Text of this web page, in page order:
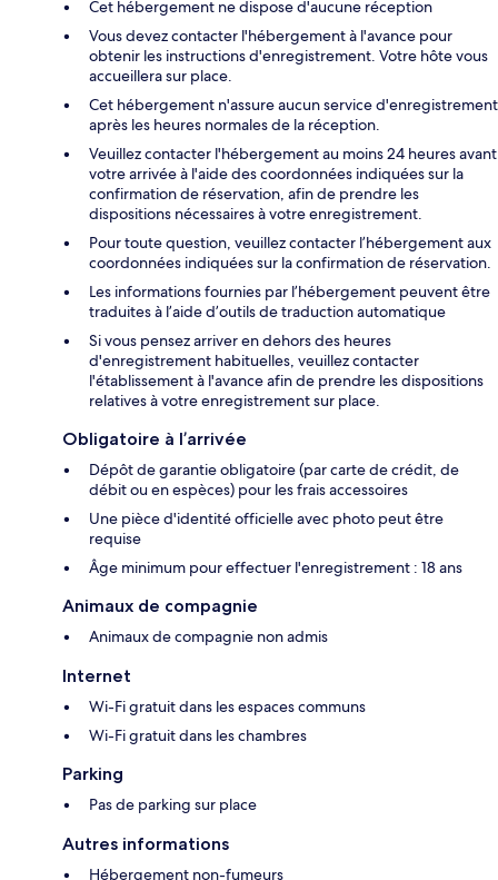
Cet hébergement ne dispose d'aucune réception
Vous devez contacter l'hébergement à l'avance pour
obtenir les instructions d'enregistrement. Votre hôte vous
accueillera sur place.
Cet hébergement n'assure aucun service d'enregistrement
après les heures normales de la réception.
Veuillez contacter l'hébergement au moins 24 heures avant
votre arrivée à l'aide des coordonnées indiquées sur la
confirmation de réservation, afin de prendre les
dispositions nécessaires à votre enregistrement.
Pour toute question, veuillez contacter l’hébergement aux
coordonnées indiquées sur la confirmation de réservation.
Les informations fournies par l’hébergement peuvent être
traduites à l’aide d’outils de traduction automatique
Si vous pensez arriver en dehors des heures
d'enregistrement habituelles, veuillez contacter
l'établissement à l'avance afin de prendre les dispositions
relatives à votre enregistrement sur place.
Obligatoire à l’arrivée
Dépôt de garantie obligatoire (par carte de crédit, de
débit ou en espèces) pour les frais accessoires
Une pièce d'identité officielle avec photo peut être
requise
Âge minimum pour effectuer l'enregistrement : 18 ans
Animaux de compagnie
Animaux de compagnie non admis
Internet
Wi-Fi gratuit dans les espaces communs
Wi-Fi gratuit dans les chambres
Parking
Pas de parking sur place
Autres informations
Hébergement non-fumeurs